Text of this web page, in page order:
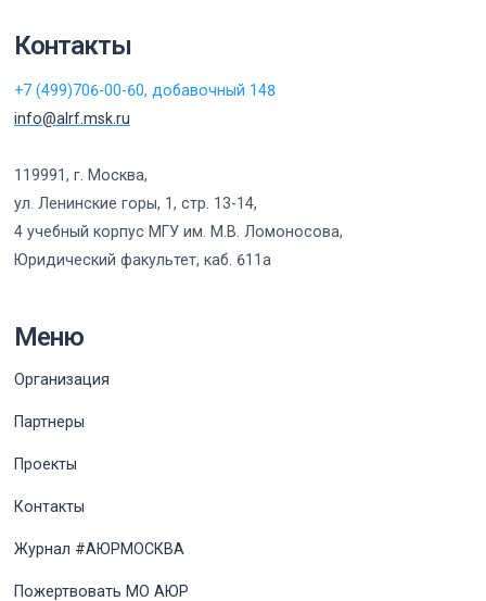
Контакты
+7 (499)706-00-60, добавочный 148
info@alrf.msk.ru
119991, г. Москва,
ул. Ленинские горы, 1, стр. 13-14,
4 учебный корпус МГУ им. М.В. Ломоносова,
Юридический факультет, каб. 611а
Меню
Организация
Партнеры
Проекты
Контакты
Журнал #АЮРМОСКВА
Пожертвовать МО АЮР